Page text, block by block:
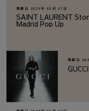
掲載日 2026年 08月 07日
SAINT LAURENT
Madrid Pop Up
掲載日